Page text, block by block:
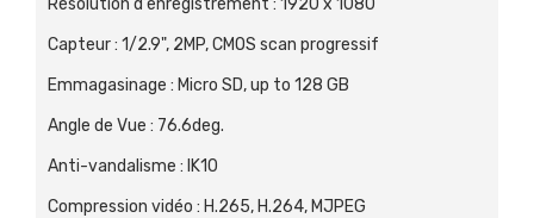
Capteur: 1/2.9", 2MP, CMOS scan progressif
Emmagasinage : Micro SD, up to 128 GB
Angle de Vue : 76.6deg.
Anti-vandalisme : IK10
Compression vidéo : H.265, H.264, MJPEG